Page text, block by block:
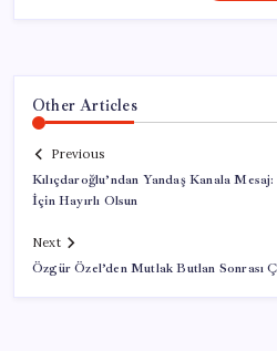
Other Articles
Previous
Kılıçdaroğlu’ndan Yandaş Kanala
İçin Hayırlı Olsun
Next
Özgür Özel’den Mutlak Butlan Sonrası